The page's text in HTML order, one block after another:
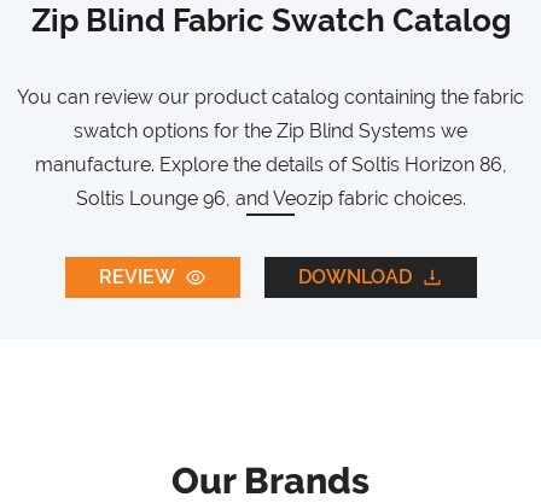
Zip Blind Fabric Swatch Catalog
You can review our product catalog containing the fabric
swatch options for the Zip Blind Systems we
manufacture. Explore the details of Soltis Horizon 86,
Soltis Lounge 96, and Veozip fabric choices.
REVIEW DOWNLOAD
Our Brands